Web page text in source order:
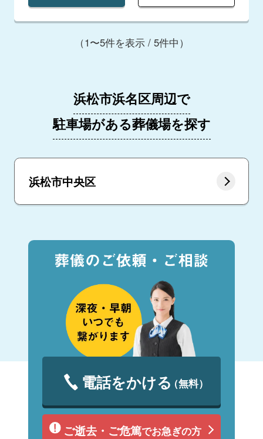
（1〜5件を表示 / 5件中）
浜松市浜名区周辺で
駐車場がある葬儀場を探す
浜松市中央区
電話をかける（無料）
ご逝去・ご危篤でお急ぎの方